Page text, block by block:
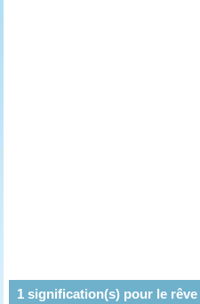
1signification(s) pour le rêve